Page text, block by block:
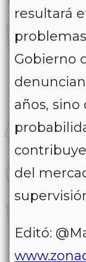
resultará
Gobierno
años, sino
del
Editó: